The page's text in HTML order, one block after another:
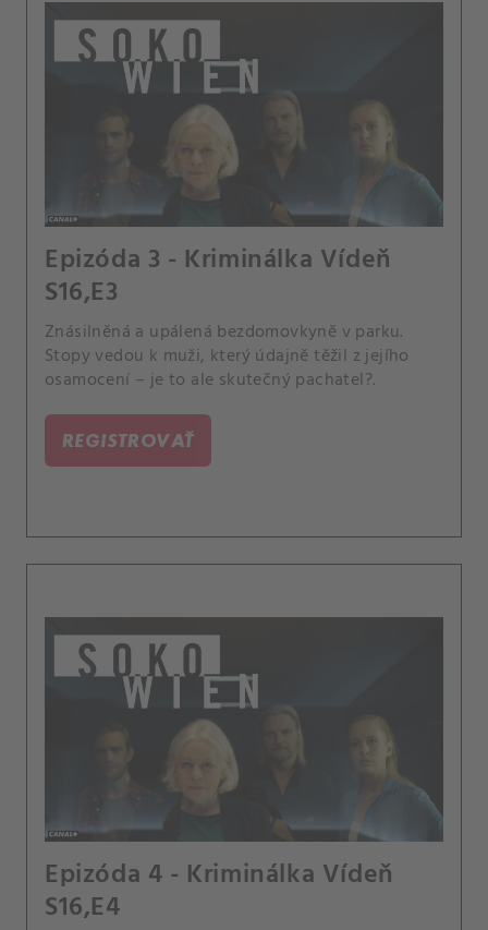
Epizóda 3 - Kriminálka Vídeň
S16,E3
Znásilněná a upálená bezdomovkyně v parku.
Stopy vedou k muži, který údajně těžil z jejího
osamocení – je to ale skutečný pachatel?.
REGISTROVAŤ
Epizóda 4 - Kriminálka Vídeň
S16,E4